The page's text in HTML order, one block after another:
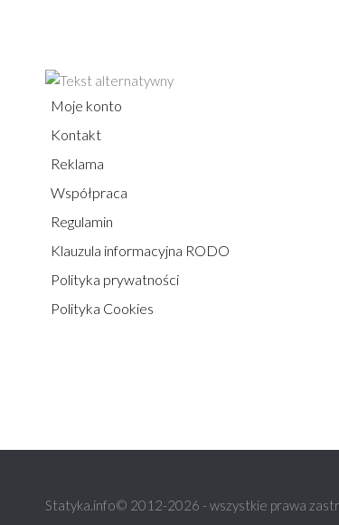
Moje konto
Kontakt
Reklama
Współpraca
Regulamin
Klauzula informacyjna RODO
Polityka prywatności
Polityka Cookies
Statyka.info© 2012-2026 - wszystkie prawa